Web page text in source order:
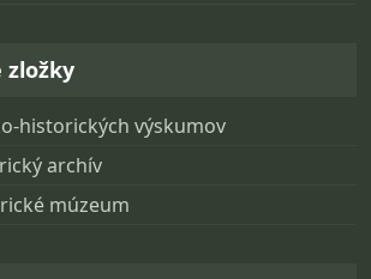
zložky
historických výskumov
archív
múzeum